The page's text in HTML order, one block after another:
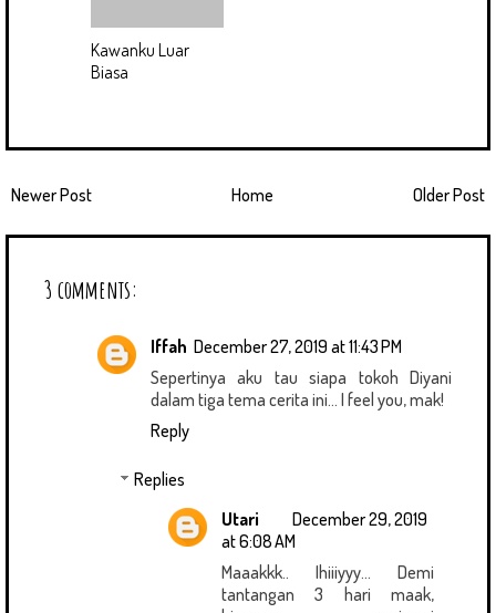
Kawanku Luar
Biasa
Newer Post Older Post
Home
3 comments:
Iffah December 27, 2019 at 11:43 PM
Sepertinya aku tau siapa tokoh Diyani
dalam tiga tema cerita ini... I feel you, mak!
Reply
Replies
Utari
December 29, 2019
at 6:08 AM
Maaakkk.. Ihiiiyyy... Demi
tantangan 3 hari maak,